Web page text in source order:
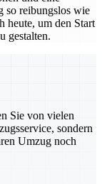
so reibungslos wie
heute, um den Start
gestalten.
Sie von vielen
sondern
Umzug noch